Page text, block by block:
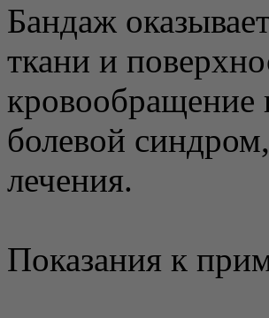
Бандаж
ткани и
кровообращение
болевой
лечения.
Показания к